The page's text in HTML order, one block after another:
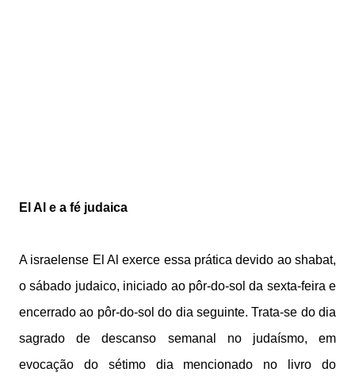
El Al e a fé judaica
A israelense El Al exerce essa prática devido ao shabat,
o sábado judaico, iniciado ao pôr-do-sol da sexta-feira e
encerrado ao pôr-do-sol do dia seguinte. Trata-se do dia
sagrado de descanso semanal no judaísmo, em
evocação do sétimo dia mencionado no livro do